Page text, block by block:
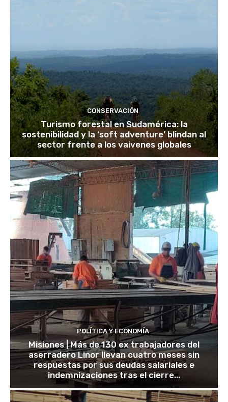
CONSERVACIÓN
Turismo forestal en Sudamérica: la
sostenibilidad y la ‘soft adventure’ blindan al
sector frente a los vaivenes globales
POLÍTICA Y ECONOMÍA
Misiones | Más de 130 ex trabajadores del
aserradero Linor llevan cuatro meses sin
respuestas por sus deudas salariales e
indemnizaciones tras el cierre...